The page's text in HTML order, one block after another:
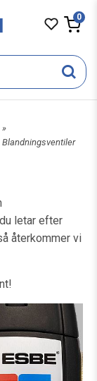
0
»
Blandningsventiler
letar efter
återkommer vi